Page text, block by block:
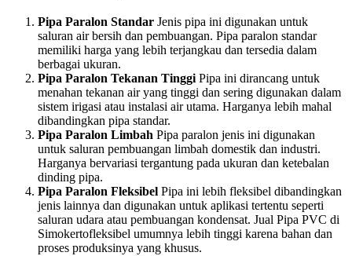
Pipa Paralon Standar Jenis pipa ini digunakan untuk
saluran air bersih dan pembuangan. Pipa paralon standar
memiliki harga yang lebih terjangkau dan tersedia dalam
berbagai ukuran.
Pipa Paralon Tekanan Tinggi Pipa ini dirancang untuk
menahan tekanan air yang tinggi dan sering digunakan dalam
sistem irigasi atau instalasi air utama. Harganya lebih mahal
dibandingkan pipa standar.
Pipa Paralon Limbah Pipa paralon jenis ini digunakan
untuk saluran pembuangan limbah domestik dan industri.
Harganya bervariasi tergantung pada ukuran dan ketebalan
dinding pipa.
Pipa Paralon Fleksibel Pipa ini lebih fleksibel dibandingkan
jenis lainnya dan digunakan untuk aplikasi tertentu seperti
saluran udara atau pembuangan kondensat. Jual Pipa PVC di
Simokertofleksibel umumnya lebih tinggi karena bahan dan
proses produksinya yang khusus.